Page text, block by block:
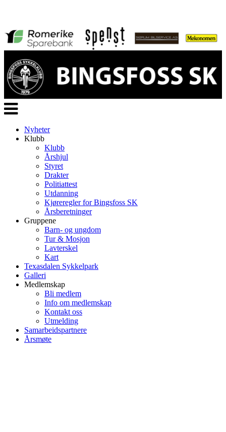
Veksle
navigasjon
Nyheter
Klubb
Klubb
Årshjul
Styret
Drakter
Politiattest
Utdanning
Kjøreregler for Bingsfoss SK
Årsberetninger
Gruppene
Barn- og ungdom
Tur & Mosjon
Lavterskel
Kart
Texasdalen Sykkelpark
Galleri
Medlemskap
Bli medlem
Info om medlemskap
Kontakt oss
Utmelding
Samarbeidspartnere
Årsmøte